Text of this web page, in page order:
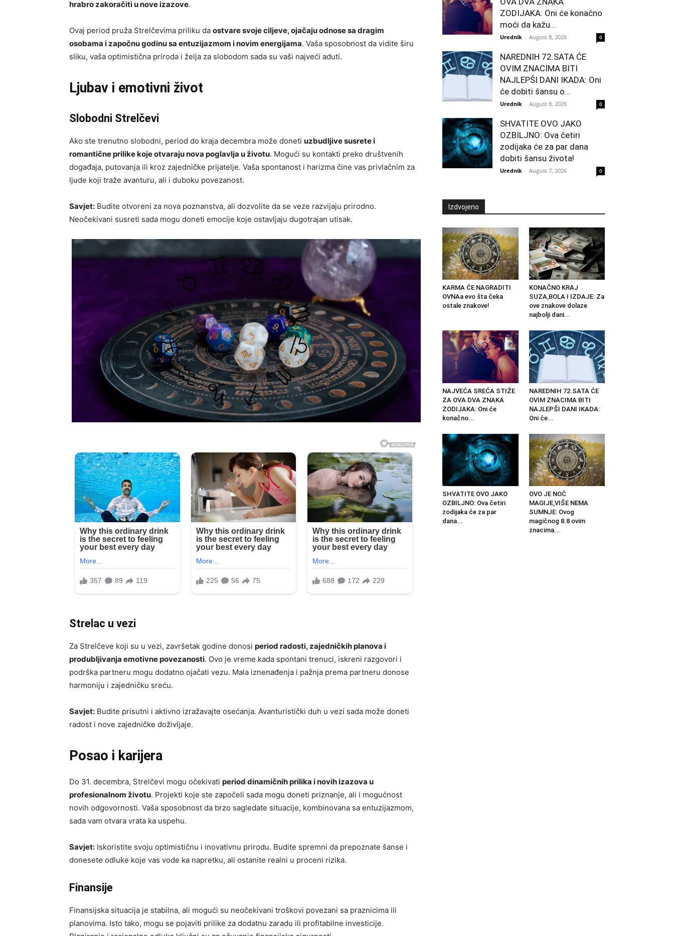
hrabro zakoračiti u nove izazove.
Ovaj period pruža Strelčevima priliku da ostvare svoje ciljeve, ojačaju odnose sa dragim
osobama i započnu godinu sa entuzijazmom i novim energijama. Vaša sposobnost da vidite širu
sliku, vaša optimistična priroda i želja za slobodom sada su vaši najveći aduti.
Ljubav i emotivni život
Slobodni Strelčevi
Ako ste trenutno slobodni, period do kraja decembra može doneti uzbudljive susrete i
romantične prilike koje otvaraju nova poglavlja u životu. Mogući su kontakti preko društvenih
događaja, putovanja ili kroz zajedničke prijatelje. Vaša spontanost i harizma čine vas privlačnim za
ljude koji traže avanturu, ali i duboku povezanost.
Savjet: Budite otvoreni za nova poznanstva, ali dozvolite da se veze razvijaju prirodno.
Neočekivani susreti sada mogu doneti emocije koje ostavljaju dugotrajan utisak.
Strelac u vezi
Za Strelčeve koji su u vezi, završetak godine donosi period radosti, zajedničkih planova i
produbljivanja emotivne povezanosti. Ovo je vreme kada spontani trenuci, iskreni razgovori i
podrška partneru mogu dodatno ojačati vezu. Mala iznenađenja i pažnja prema partneru donose
harmoniju i zajedničku sreću.
Savjet: Budite prisutni i aktivno izražavajte osećanja. Avanturistički duh u vezi sada može doneti
radost i nove zajedničke doživljaje.
Posao i karijera
Do 31. decembra, Strelčevi mogu očekivati period dinamičnih prilika i novih izazova u
profesionalnom životu. Projekti koje ste započeli sada mogu doneti priznanje, ali i mogućnost
novih odgovornosti. Vaša sposobnost da brzo sagledate situacije, kombinovana sa entuzijazmom,
sada vam otvara vrata ka uspehu.
Savjet: Iskoristite svoju optimističnu i inovativnu prirodu. Budite spremni da prepoznate šanse i
donesete odluke koje vas vode ka napretku, ali ostanite realni u proceni rizika.
Finansije
Finansijska situacija je stabilna, ali mogući su neočekivani troškovi povezani sa praznicima ili
planovima. Isto tako, mogu se pojaviti prilike za dodatnu zaradu ili profitabilne investicije.
ZODIJAKA: Oni će konačno
moći da kažu...
Urednik - August 8, 2026 0
NAREDNIH 72.SATA ĆE
OVIM ZNACIMA BITI
NAJLEPŠI DANI IKADA: Oni
će dobiti šansu o...
Urednik - August 8, 2026 0
SHVATITE OVO JAKO
OZBILJNO: Ova četiri
zodijaka će za par dana
dobiti šansu života!
Urednik - August 7, 2026 0
Izdvojeno
KARMA ĆE NAGRADITI
OVNAa evo šta čeka
ostale znakove!
KONAČNO KRAJ
SUZA,BOLA I IZDAJE: Za
ove znakove dolaze
najbolji dani...
NAJVEĆA SREĆA STIŽE
ZA OVA DVA ZNAKA
ZODIJAKA: Oni će
konačno...
NAREDNIH 72.SATA ĆE
OVIM ZNACIMA BITI
NAJLEPŠI DANI IKADA:
Oni će...
SHVATITE OVO JAKO
OZBILJNO: Ova četiri
zodijaka će za par
dana...
OVO JE NOĆ
MAGIJE,VIŠE NEMA
SUMNJE: Ovog
magičnog 8.8 ovim
znacima...